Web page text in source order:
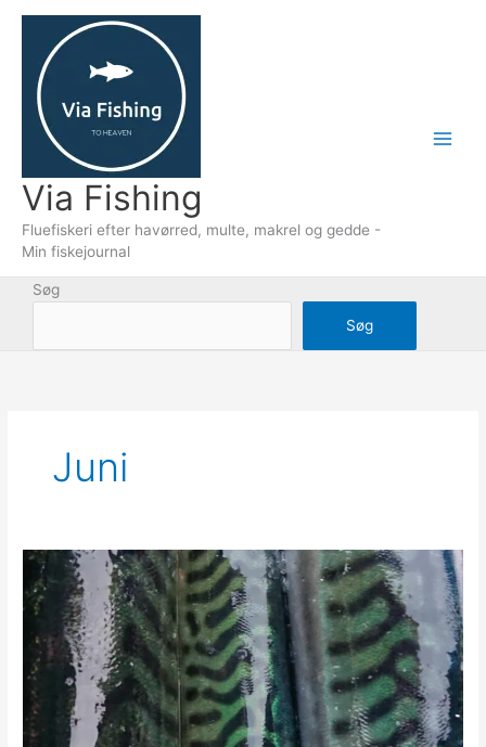
indholdet
Via Fishing
Fluefiskeri efter havørred, multe, makrel og gedde -
Min fiskejournal
Søg
Søg
Juni